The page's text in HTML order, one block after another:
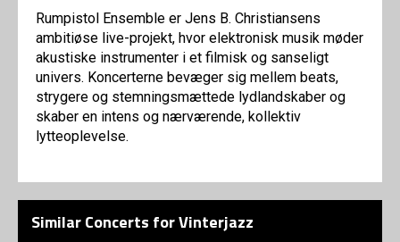
Rumpistol Ensemble er Jens B. Christiansens
ambitiøse live-projekt, hvor elektronisk musik møder
akustiske instrumenter i et filmisk og sanseligt
univers. Koncerterne bevæger sig mellem beats,
strygere og stemningsmættede lydlandskaber og
skaber en intens og nærværende, kollektiv
lytteoplevelse.
Similar Concerts for Vinterjazz